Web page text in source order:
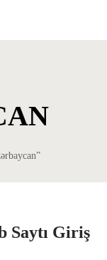
creative
leading
Saytı Giriş